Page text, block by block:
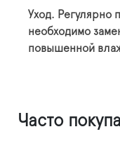
Уход. Регулярно
необходимо
повышенной
Часто